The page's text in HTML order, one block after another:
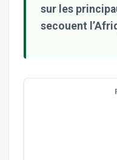
sur les
secouent